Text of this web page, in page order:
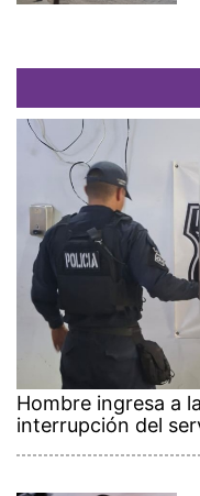
Hombre ingresa a
interrupción del